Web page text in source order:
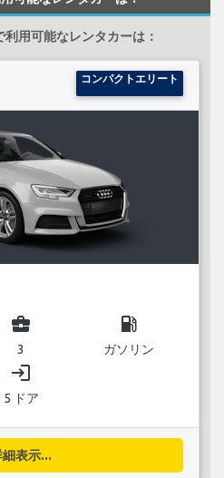
用可能なレンタカーは：
コンパクトエリート
business_center
3
local_gas_station
ガソリン
login
5 ドア
細表示...